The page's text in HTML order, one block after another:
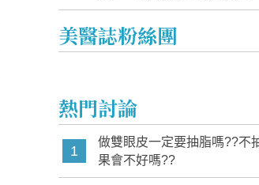
家長必知警訊
美醫誌粉絲團
熱門討論
1
做雙眼皮一定要抽脂嗎??不
果會不好嗎??